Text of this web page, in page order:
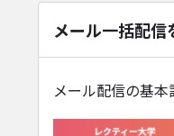
メール一括配信
メール配信の基本